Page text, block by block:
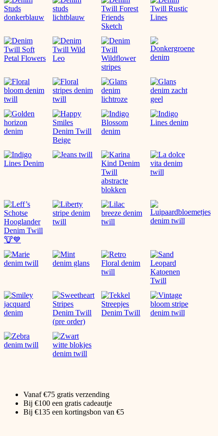
Vanaf €75 gratis verzending
Bij €100 een gratis cadeautje
Bij €135 een kortingsbon van €5